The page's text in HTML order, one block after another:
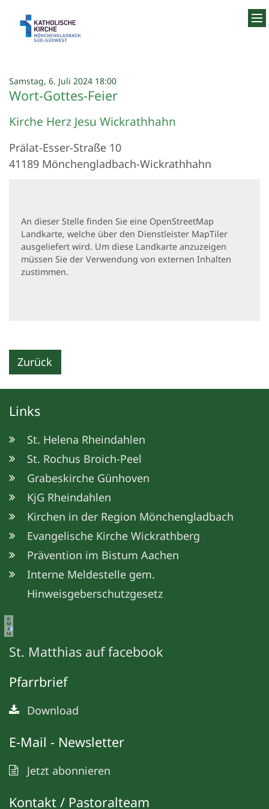
Samstag, 6. Juli 2024 18:00:
Wort-Gottes-Feier
Kirche Herz Jesu Wickrathhahn
Prälat-Esser-Straße 10
41189 Mönchengladbach-Wickrathhahn
An dieser Stelle finden Sie eine OpenStreetMap
Landkarte, welche über den Dienstleister MapTiler
ausgeliefert wird. Um diese Landkarte anzuzeigen
müssen Sie der Verwendung von externen Inhalten
zustimmen.
Zurück
Links
St. Helena Rheindahlen
St. Rochus Broich-Peel
Grabeskirche Günhoven
KjG Rheindahlen
Kirchen in der Region Mönchengladbach
Evangelische Kirche Wickrathberg
Prävention im Bistum Aachen
Interne Meldestelle gem.
Hinweisgeberschutzgesetz
©
M
e
ta
St. Matthias auf facebook
Pfarrbrief
Download
E-Mail - Newsletter
Jetzt abonnieren
Kontakt / Pastoralteam